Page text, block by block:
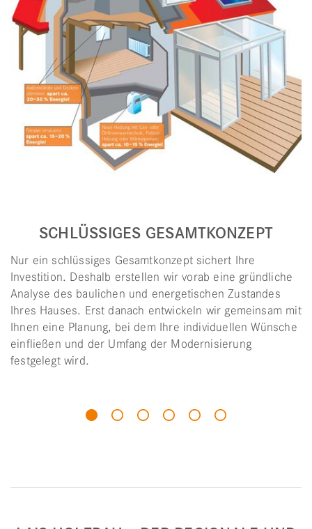
GESAMTKONZEPT
sichert Ihre
wir vorab eine gründliche
und energetischen Zustandes
entwickeln wir gemeinsam mit
dem Ihre individuellen Wünsche
der Modernisierung
Die Fassade Ihres
Sie reguliert Wärme
geschützt sein.
Holzfasern haben sich
durch hohe
sommerlichen